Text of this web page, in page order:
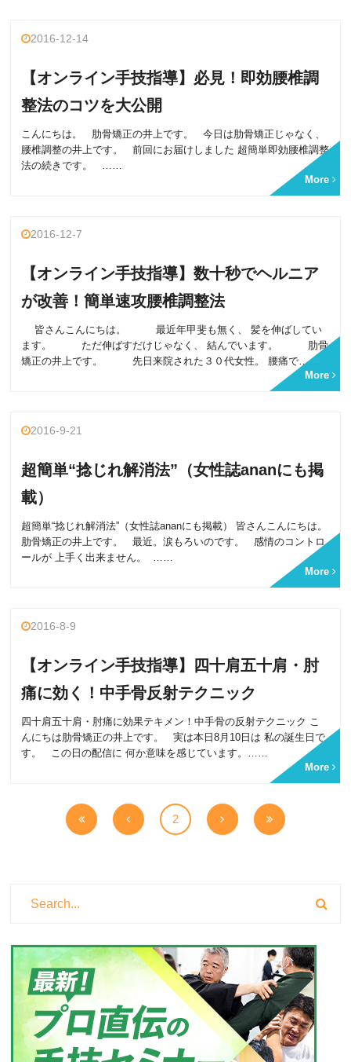
2016-12-14
【オンライン手技指導】必見！即効腰椎調
整法のコツを大公開
こんにちは。 肋骨矯正の井上です。 今日は肋骨矯正じゃなく、
腰椎調整の井上です。 前回にお届けしました 超簡単即効腰椎調整
法の続きです。 ……
More
2016-12-7
【オンライン手技指導】数十秒でヘルニア
が改善！簡単速攻腰椎調整法
皆さんこんにちは。 最近年甲斐も無く、 髪を伸ばしてい
ます。 ただ伸ばすだけじゃなく、 結んでいます。 肋骨
矯正の井上です。 先日来院された３０代女性。 腰痛で……
More
2016-9-21
超簡単“捻じれ解消法”（女性誌ananにも掲
載）
超簡単“捻じれ解消法”（女性誌ananにも掲載） 皆さんこんにちは。
肋骨矯正の井上です。 最近。涙もろいのです。 感情のコントロ
ールが 上手く出来ません。 ……
More
2016-8-9
【オンライン手技指導】四十肩五十肩・肘
痛に効く！中手骨反射テクニック
四十肩五十肩・肘痛に効果テキメン！中手骨の反射テクニック こ
んにちは肋骨矯正の井上です。 実は本日8月10日は 私の誕生日で
す。 この日の配信に 何か意味を感じています。……
More
2